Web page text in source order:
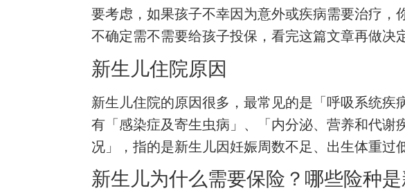
要考虑，如果孩子不幸因为意外或疾病需要治疗
不确定需不需要给孩子投保，看完这篇文章再做决
新生儿住院原因
新生儿住院的原因很多，最常见的是「呼吸系统
有「感染症及寄生虫病」、「内分泌、营养和代
况」，指的是新生儿因妊娠周数不足、出生体重过
新生儿为什么需要保险？哪些险种